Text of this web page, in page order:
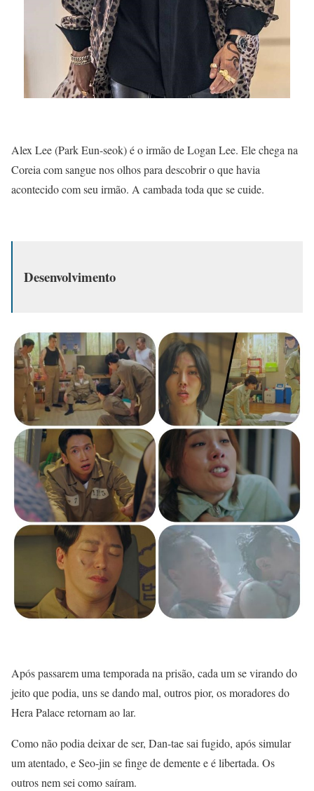
Alex Lee (Park Eun-seok) é o irmão de Logan Lee. Ele chega na
Coreia com sangue nos olhos para descobrir o que havia
acontecido com seu irmão. A cambada toda que se cuide.
Desenvolvimento
Após passarem uma temporada na prisão, cada um se virando do
jeito que podia, uns se dando mal, outros pior, os moradores do
Hera Palace retornam ao lar.
Como não podia deixar de ser, Dan-tae sai fugido, após simular
um atentado, e Seo-jin se finge de demente e é libertada. Os
outros nem sei como saíram.